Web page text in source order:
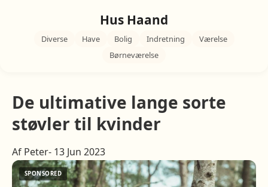
Hus Haand
Diverse Have Bolig Indretning
Værelse
Børneværelse
De ultimative lange sorte
støvler til kvinder
Af Peter- 13 Jun 2023